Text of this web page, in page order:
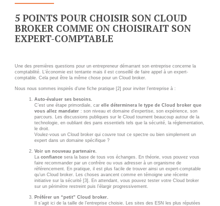
Prestations
Pour Qui ?
Workshop Cloud
Support et Assistance
Migration
Formation
CLOUD
VOTRE CLOUD PRIVÉ
INFOGÉRÉ
Applications métier
Dév Django social
Dév Django SI
Nouveau site Web
Externalisation Cloud
Intranet collectivité
Refonte Web
TMA Intranet
SSO applicatifs métier
CONTACT
5 POINTS POUR CHOISIR SON CLOUD
BROKER COMME ON CHOISIRAIT SON
EXPERT-COMPTABLE
Une des premières questions pour un entrepreneur démarrant son entreprise concerne la
comptabilité. L’économie est tentante mais il est conseillé de faire appel à un expert-
comptable. Cela peut être la même chose pour un Cloud broker.
Nous nous sommes inspirés d’une fiche pratique [2] pour inviter l’entreprise à :
Auto-évaluer ses besoins.
C’est une étape primordiale, car elle déterminera le type de Cloud broker que
vous allez mandater : son niveau et domaine d’expertise, son expérience, son
parcours. Les discussions publiques sur le Cloud tournent beaucoup autour de la
technologie, en oubliant des pans essentiels tels que la sécurité, la réglementation,
le droit.
Voulez-vous un Cloud broker qui couvre tout ce spectre ou bien simplement un
expert dans un domaine spécifique ?
Voir un nouveau partenaire.
La confiance sera la base de tous vos échanges. En théorie, vous pouvez vous
faire recommander par un confrère ou vous adresser à un organisme de
référencement. En pratique, il est plus facile de trouver ainsi un expert-comptable
qu’un Cloud broker. Les choses avancent comme en témoigne une récente
initiative sur la sécurité [3]. En attendant, vous pouvez tester votre Cloud broker
sur un périmètre restreint puis l’élargir progressivement.
Préférer un “petit” Cloud broker.
Il s’agit ici de la taille de l’entreprise choisie. Les sites des ESN les plus réputées